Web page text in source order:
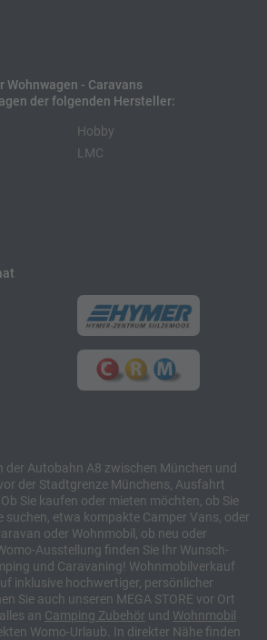
Wohnwagen - Caravans
der folgenden Hersteller:
Hobby
LMC
der Autobahn A8 zwischen München und
der Stadtgrenze Münchens, Ausfahrt
Sie kaufen oder mieten möchten, ob Sie
suchen, etwa kompakte Camper Vans, oder
oder Wohnmobil, ob neu oder
Ausstellung finden Sie Ihr Wunsch-
und Caravaning! Wohnmobilverkauf
inklusive hochwertiger, persönlicher
Sie auch unseren MEGA STORE vor Ort
an Camping Zubehör und Wohnmobil
Womo-Urlaub. In direkter Nähe finden